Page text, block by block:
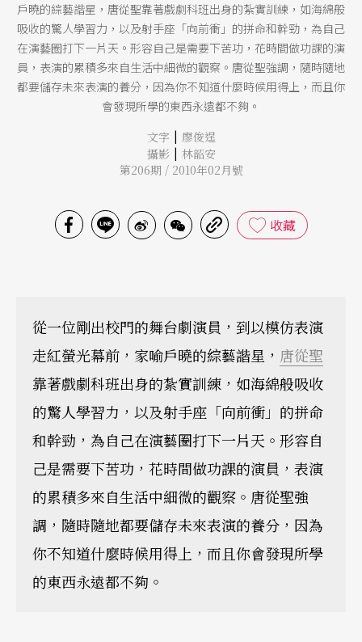
戶曉的綜藝諧星，唐從聖靠著戲劇科班出身的紮實訓練，如海綿般
吸收的驚人學習力，以及射手座「向前衝」的拼命和幹勁，為自己
在演藝圈打下一片天。形容自己是需要下苦功，花時間做功課的演
員，表演的累積多來自生活中細微的觀察。唐從聖強調，隨時隨地
都要儲存未來表演的養分，因為你不知道什麼時候用得上，而且你
會發現所學的東西永遠都不夠。
文字 | 廖俊逞
攝影 | 林韶安
第206期 / 2010年02月號
收藏
從一位剛出校門的舞台劇演員，到以模仿表演
走紅螢光幕前，家喻戶曉的綜藝諧星， 唐從聖
靠著戲劇科班出身的紮實訓練，如海綿般吸收
的驚人學習力，以及射手座「向前衝」的拼命
和幹勁，為自己在演藝圈打下一片天。形容自
己是需要下苦功，花時間做功課的演員，表演
的累積多來自生活中細微的觀察。唐從聖強
調，隨時隨地都要儲存未來表演的養分，因為
你不知道什麼時候用得上，而且你會發現所學
的東西永遠都不夠。